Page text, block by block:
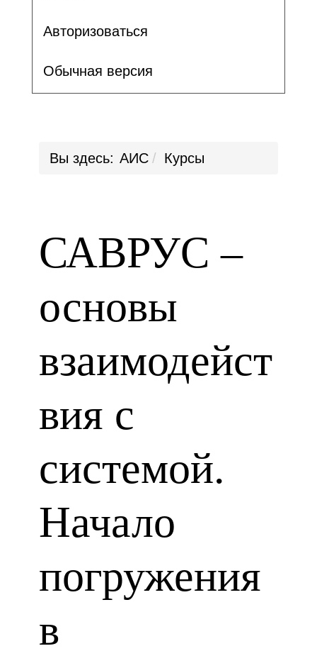
Авторизоваться
Обычная версия
Вы здесь: АИС Курсы
САВРУС –
основы
взаимодейст
вия с
системой.
Начало
погружения
в